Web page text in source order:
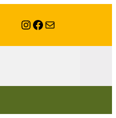
Instagram
Facebook
E-Mail